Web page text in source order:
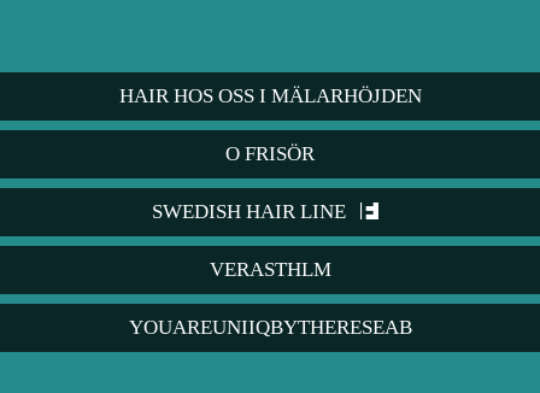
HAIR HOS OSS I MÄLARHÖJDEN
O FRISÖR
SWEDISH HAIR LINE
VERASTHLM
YOUAREUNIIQBYTHERESEAB